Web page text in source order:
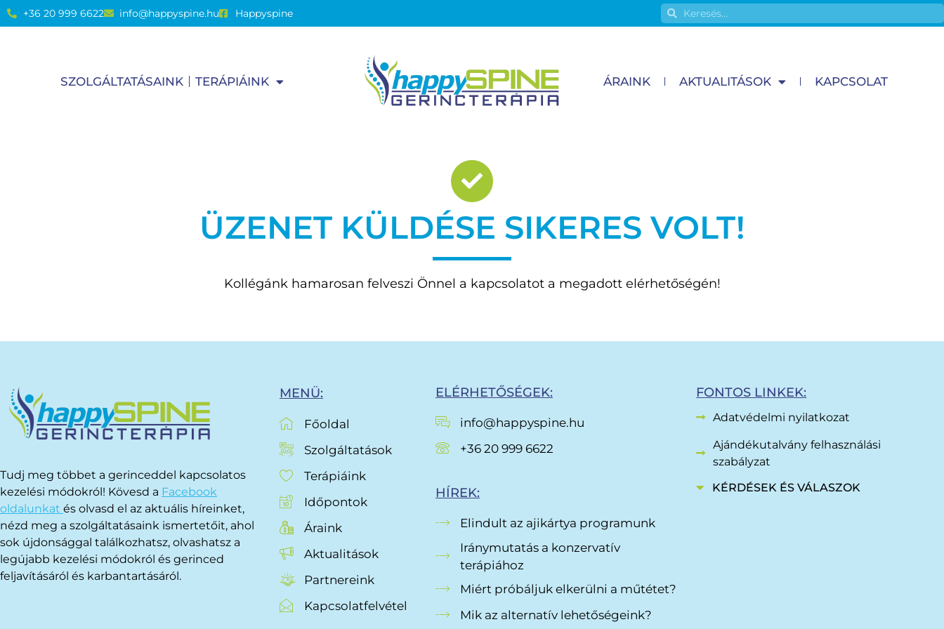
+36 20 999 6622 info@happyspine.hu Happyspine
SZOLGÁLTATÁSAINK TERÁPIÁINK ÁRAINK AKTUALITÁSOK KAPCSOLAT
ÜZENET KÜLDÉSE SIKERES VOLT!
Kollégánk hamarosan felveszi Önnel a kapcsolatot a megadott elérhetőségén!
Tudj meg többet a gerinceddel kapcsolatos
kezelési módokról! Kövesd a Facebook
oldalunkat és olvasd el az aktuális híreinket,
nézd meg a szolgáltatásaink ismertetőit, ahol
sok újdonsággal találkozhatsz, olvashatsz a
legújabb kezelési módokról és gerinced
feljavításáról és karbantartásáról.
MENÜ:
Főoldal
Szolgáltatások
Terápiáink
Időpontok
Áraink
Aktualitások
Partnereink
Kapcsolatfelvétel
ELÉRHETŐSÉGEK:
info@happyspine.hu
+36 20 999 6622
HÍREK:
Elindult az ajikártya programunk
Iránymutatás a konzervatív
terápiához
Miért próbáljuk elkerülni a műtétet?
Mik az alternatív lehetőségeink?
FONTOS LINKEK:
Adatvédelmi nyilatkozat
Ajándékutalvány felhasználási
szabályzat
KÉRDÉSEK ÉS VÁLASZOK